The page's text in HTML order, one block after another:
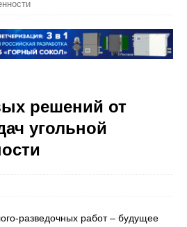
решений от
угольной
разведочных работ – будущее